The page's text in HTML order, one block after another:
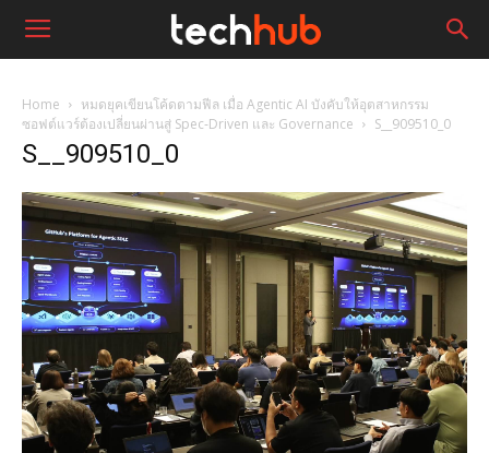
Home
หมดยุคเขียนโค้ดตามฟีล เมื่อ Agentic AI บังคับให้อุตสาหกรรม
ซอฟต์แวร์ต้องเปลี่ยนผ่านสู่ Spec‑Driven และ Governance
S__909510_0
S__909510_0